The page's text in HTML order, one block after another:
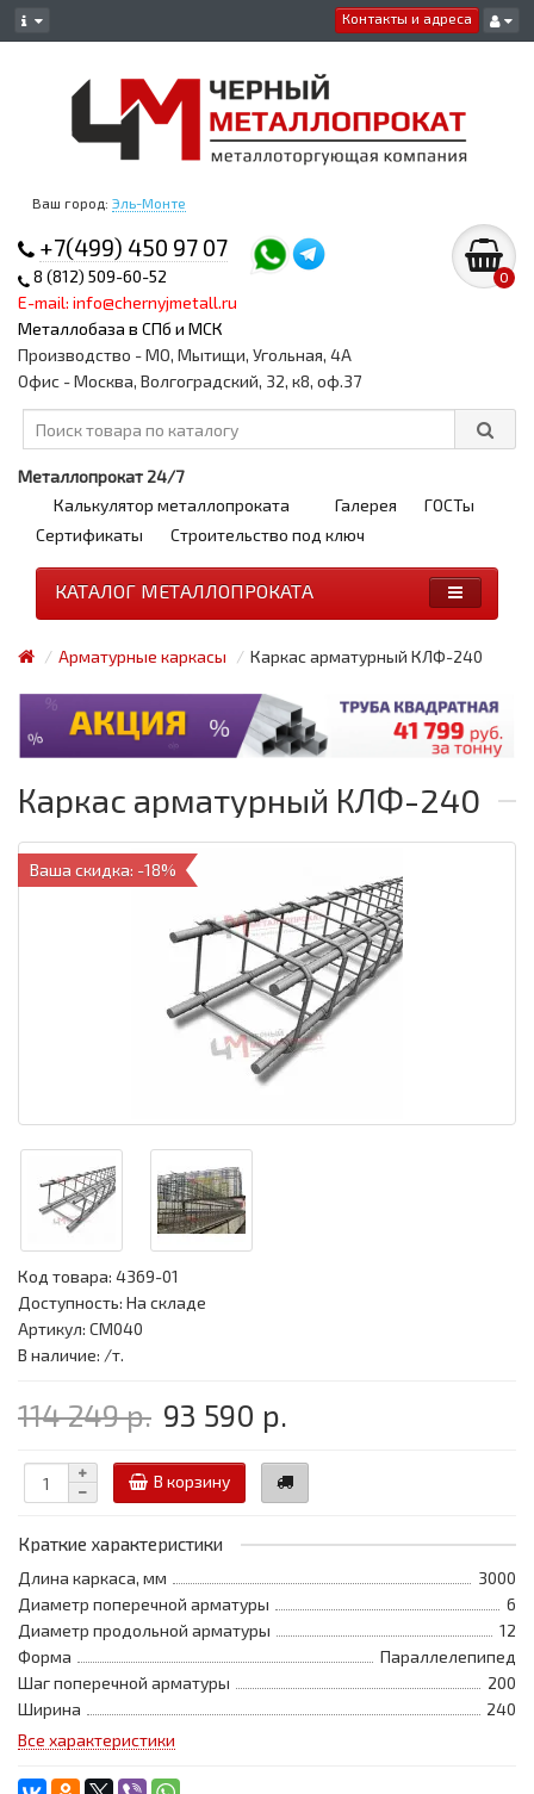
Контакты и адреса
Ваш город: Эль-Монте
+7(499) 450 97 07
8 (812) 509-60-52
E-mail: info@chernyjmetall.ru
Металлобаза в СПб и МСК
0
Производство - МО, Мытищи, Угольная, 4А
Офис - Москва, Волгоградский, 32, к8, оф.37
Металлопрокат 24/7
Калькулятор металлопроката
Галерея
ГОСТы
Сертификаты
Строительство под ключ
КАТАЛОГ МЕТАЛЛОПРОКАТА
Арматурные каркасы Каркас арматурный КЛФ-240
Каркас арматурный КЛФ-240
Ваша скидка: -18%
Код товара: 4369-01
Доступность: На складе
Артикул: CM040
В наличие: /т.
114 249 р. 93 590 р.
В корзину
Краткие характеристики
Длина каркаса, мм
3000
Диаметр поперечной арматуры
6
Диаметр продольной арматуры
12
Форма
Параллелепипед
Шаг поперечной арматуры
200
Ширина
240
Все характеристики